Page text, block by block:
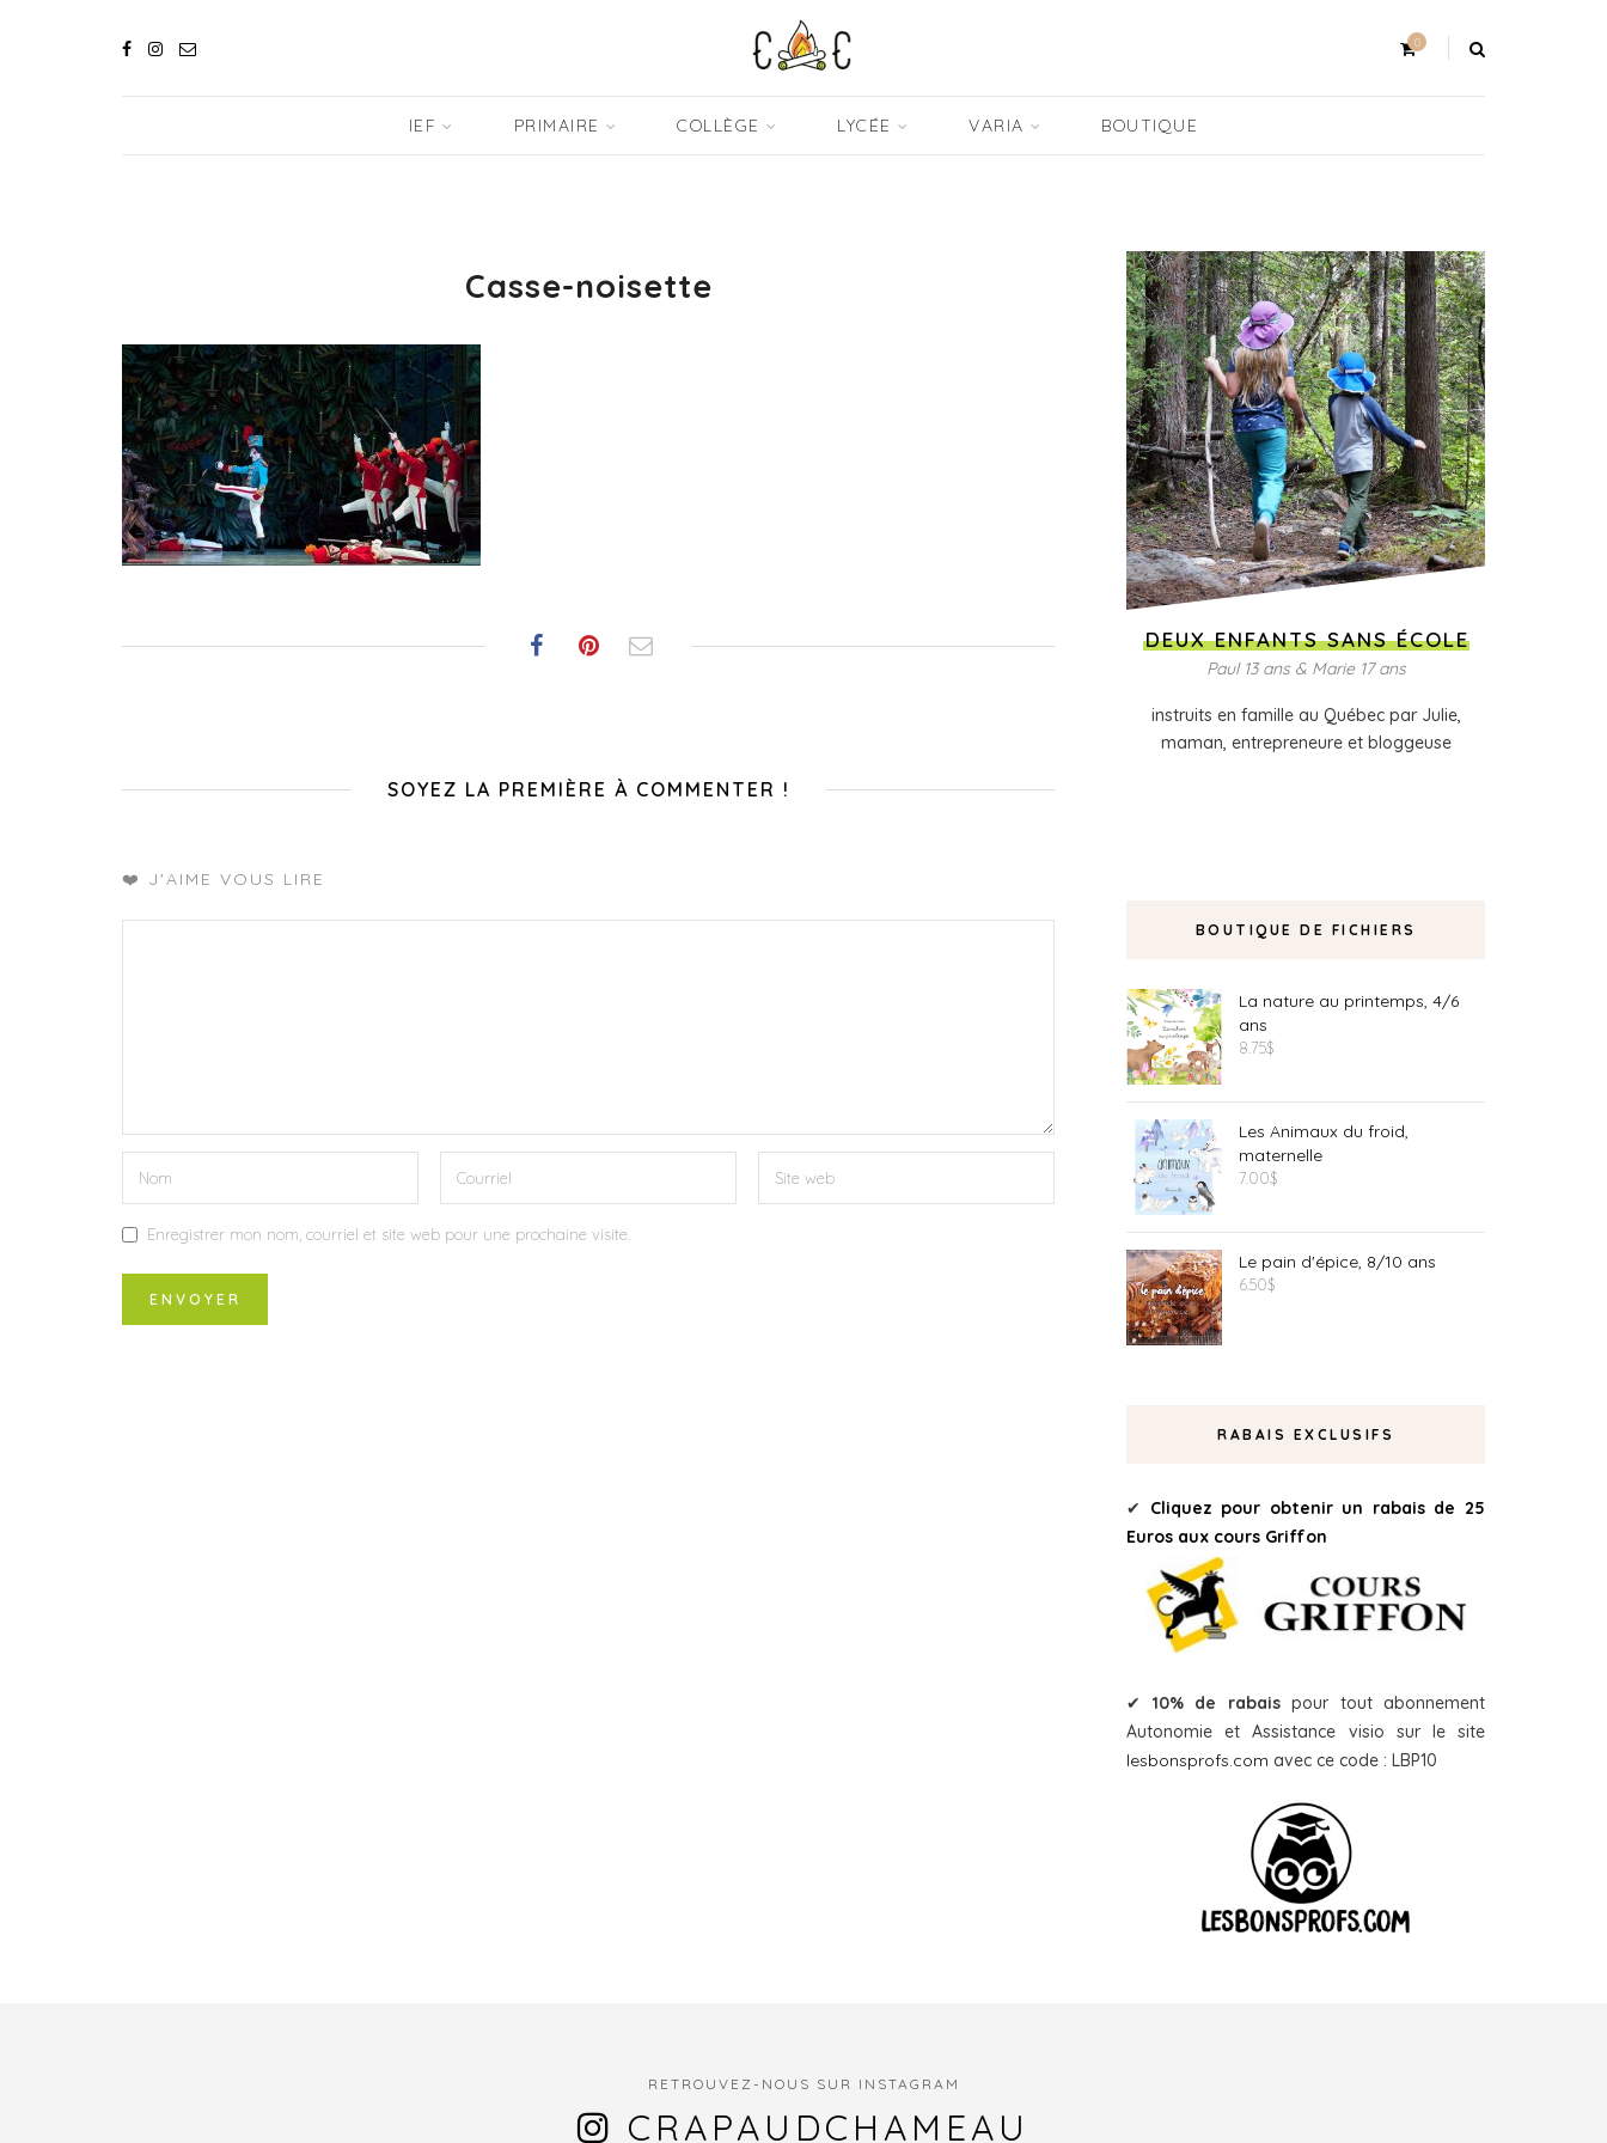
0
IEF PRIMAIRE COLLÈGE LYCÉE VARIA BOUTIQUE
Casse-noisette
SOYEZ LA PREMIÈRE À COMMENTER !
❤️ J'AIME VOUS LIRE
Enregistrer mon nom, courriel et site web pour une prochaine visite.
DEUX ENFANTS SANS ÉCOLE
Paul 13 ans & Marie 17 ans
instruits en famille au Québec par Julie,
maman, entrepreneure et bloggeuse
BOUTIQUE DE FICHIERS
La nature au printemps, 4/6
ans
8.75$
Les Animaux du froid,
maternelle
7.00$
Le pain d'épice, 8/10 ans
6.50$
RABAIS EXCLUSIFS
✔ Cliquez pour obtenir un rabais de 25
Euros aux cours Griffon
✔ 10% de rabaispour tout abonnement
Autonomie et Assistance visio sur le site
lesbonsprofs.com avec ce code : LBP10
RETROUVEZ-NOUS SUR INSTAGRAM
CRAPAUDCHAMEAU